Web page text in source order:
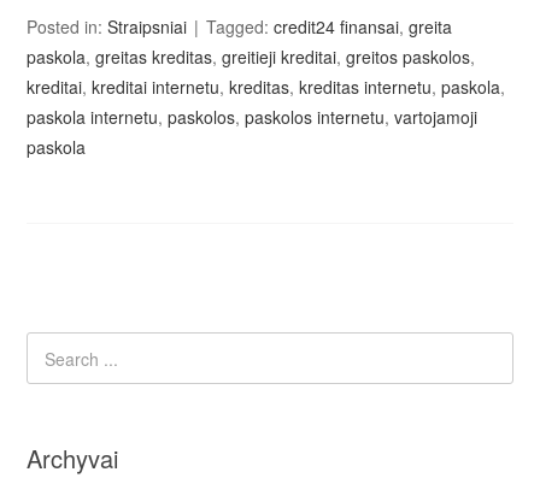
Posted in:Straipsniai Tagged:credit24 finansai,greita
paskola,greitas kreditas,greitieji kreditai,greitos paskolos,
kreditai,kreditai internetu,kreditas,kreditas internetu,paskola,
paskola internetu,paskolos,paskolos internetu,vartojamoji
paskola
Archyvai